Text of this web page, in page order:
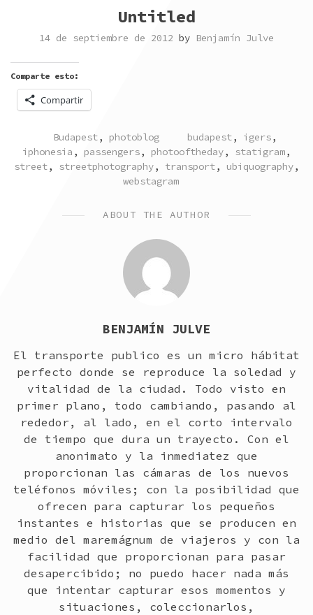
Untitled
14 de septiembre de 2012 by Benjamín Julve
Comparte esto:
Compartir
POSTED
IN
Budapest, photoblog TAGGED
budapest, igers,
iphonesia , passengers, photooftheday, statigram,
street, streetphotography, transport, ubiquography,
webstagram
ABOUT THE AUTHOR
BENJAMÍN JULVE
El transporte publico es un micro hábitat
perfecto donde se reproduce la soledad y
vitalidad de la ciudad. Todo visto en
primer plano, todo cambiando, pasando al
rededor, al lado, en el corto intervalo
de tiempo que dura un trayecto. Con el
anonimato y la inmediatez que
proporcionan las cámaras de los nuevos
teléfonos móviles; con la posibilidad que
ofrecen para capturar los pequeños
instantes e historias que se producen en
medio del maremágnum de viajeros y con la
facilidad que proporcionan para pasar
desapercibido; no puedo hacer nada más
que intentar capturar esos momentos y
situaciones, coleccionarlos,